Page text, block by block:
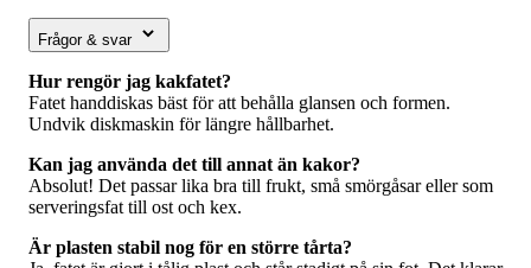
Frågor & svar
Hur rengör jag kakfatet?
Fatet handdiskas bäst för att behålla glansen och formen.
Undvik diskmaskin för längre hållbarhet.
Kan jag använda det till annat än kakor?
Absolut! Det passar lika bra till frukt, små smörgåsar eller som
serveringsfat till ost och kex.
Är plasten stabil nog för en större tårta?